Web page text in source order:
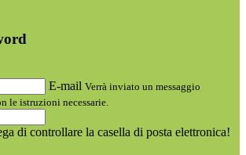
E-mail Verrà inviato un messaggio
le istruzioni necessarie.
di controllare la casella di posta elettronica!